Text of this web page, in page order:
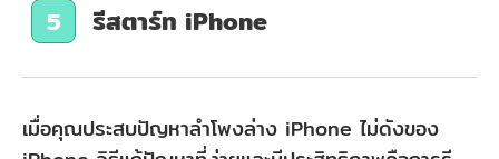
5 รีสตาร์ท iPhone
เมื่อคุณประสบปัญหาลําโพงล่าง iPhone ไม่ดังของ